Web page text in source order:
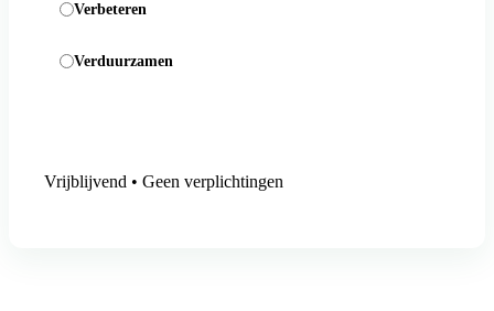
Verbeteren
Verduurzamen
Vrijblijvend • Geen verplichtingen